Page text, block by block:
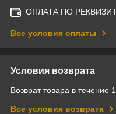
ОПЛАТА ПО
Все условия оплаты
Условия возврата
Возврат товара в течение
Все условия возврата